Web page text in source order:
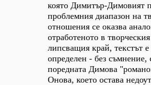
която Димитър-Димовият
проблемния диапазон на
отношения се оказва
отработеното в
липсващия край, текстът
определен - без съмнение,
поредната Димова
Онова, което остава